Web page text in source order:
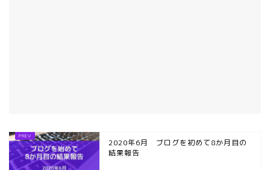
2020年6月 ブログを初めて8か月目の
結果報告